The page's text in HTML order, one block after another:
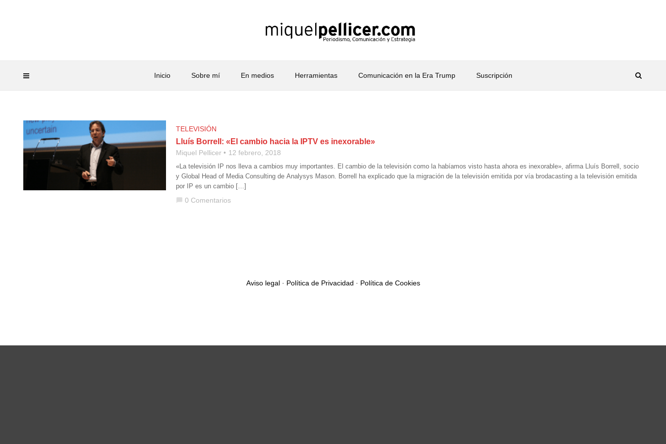
Inicio Sobre mí En medios Herramientas Comunicación en la Era Trump Suscripción
TELEVISIÓN
Lluís Borrell: «El cambio hacia la IPTV es inexorable»
Miquel Pellicer 12 febrero, 2018
«La televisión IP nos lleva a cambios muy importantes. El cambio de la televisión como la habíamos visto hasta ahora es inexorable», afirma Lluís Borrell, socio
y Global Head of Media Consulting de Analysys Mason. Borrell ha explicado que la migración de la televisión emitida por vía brodacasting a la televisión emitida
por IP es un cambio […]
chat_bubble 0 Comentarios
Aviso legal· Política de Privacidad · Política de Cookies